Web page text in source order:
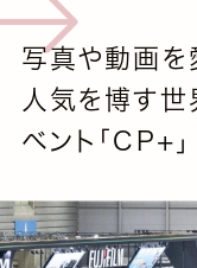
写真や動画を
人気を博す世
ベント「CP+」